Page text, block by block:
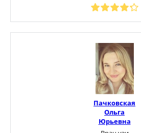
Пачковская
Ольга
Юрьевна